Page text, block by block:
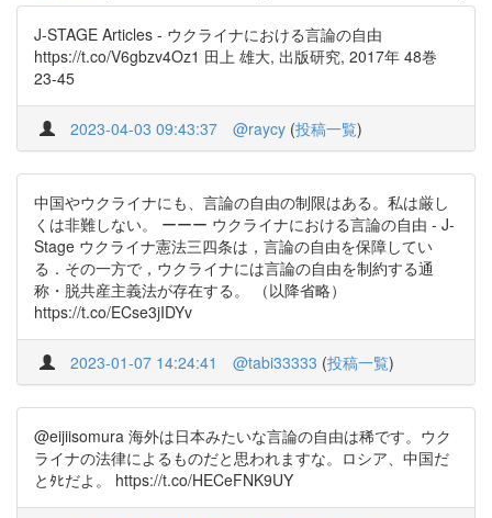
J-STAGE Articles - ウクライナにおける言論の自由
https://t.co/V6gbzv4Oz1 田上 雄大, 出版研究, 2017年 48巻
23-45
2023-04-03 09:43:37 @raycy (投稿一覧)
中国やウクライナにも、言論の自由の制限はある。私は厳し
くは非難しない。 ーーー ウクライナにおける言論の自由 - J-
Stage ウクライナ憲法三四条は，言論の自由を保障してい
る．その一方で，ウクライナには言論の自由を制約する通
称・脱共産主義法が存在する。 （以降省略）
https://t.co/ECse3jIDYv
2023-01-07 14:24:41 @tabi33333 (投稿一覧)
@eijiisomura 海外は日本みたいな言論の自由は稀です。ウク
ライナの法律によるものだと思われますな。ロシア、中国だ
とﾀﾋだよ。 https://t.co/HECeFNK9UY